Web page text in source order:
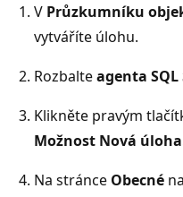
V Průzkumníku
vytváříte úlohu.
Rozbalteagenta SQL
Klikněte pravým
Možnost Nová
Na stránce Obecné